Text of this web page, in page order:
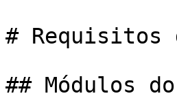
# Requisitos
## Módulos